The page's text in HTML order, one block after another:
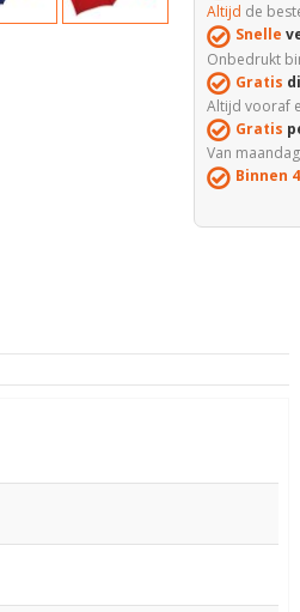
Altijd de
Snelle
Onbedrukt
Gratis
Altijd vooraf
Gratis
Van
Binnen